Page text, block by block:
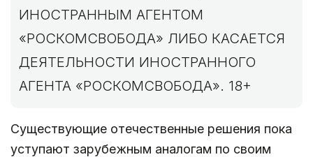
ИНОСТРАННЫМ АГЕНТОМ
«РОСКОМСВОБОДА» ЛИБО КАСАЕТСЯ
ДЕЯТЕЛЬНОСТИ ИНОСТРАННОГО
АГЕНТА «РОСКОМСВОБОДА». 18+
Существующие отечественные решения пока
уступают зарубежным аналогам по своим